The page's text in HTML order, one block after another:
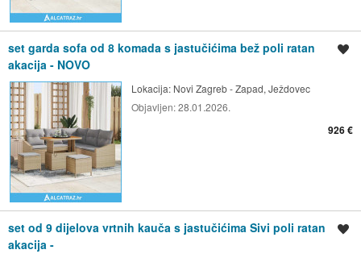
set garda sofa od 8 komada s jastučićima bež poli ratan
akacija - NOVO
Lokacija: Novi Zagreb - Zapad, Ježdovec
Objavljen:28.01.2026.
926 €
set od 9 dijelova vrtnih kauča s jastučićima Sivi poli ratan
akacija -